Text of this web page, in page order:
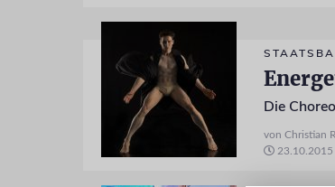
Die
von Christian
23.10.2015